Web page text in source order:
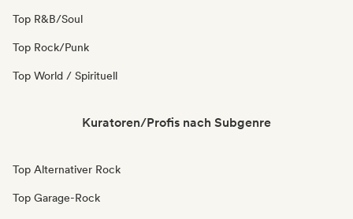
Top R&B/Soul
Top Rock/Punk
Top World / Spirituell
Kuratoren/Profis nach Subgenre
Top Alternativer Rock
Top Garage-Rock